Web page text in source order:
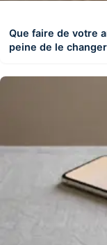
Que faire de votre
peine de le